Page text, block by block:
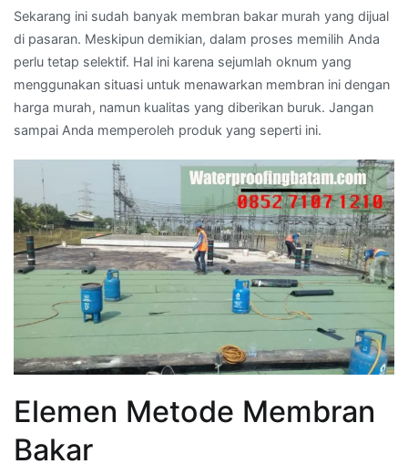
Sekarang ini sudah banyak membran bakar murah yang dijual
di pasaran. Meskipun demikian, dalam proses memilih Anda
perlu tetap selektif. Hal ini karena sejumlah oknum yang
menggunakan situasi untuk menawarkan membran ini dengan
harga murah, namun kualitas yang diberikan buruk. Jangan
sampai Anda memperoleh produk yang seperti ini.
Elemen Metode Membran
Bakar